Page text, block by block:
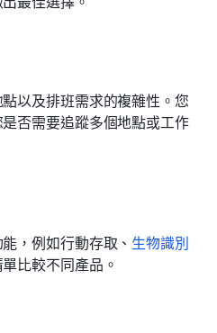
以及排班需求的複雜性。您
否需要追蹤多個地點或工作
，例如行動存取、 生物識別
比較不同產品。